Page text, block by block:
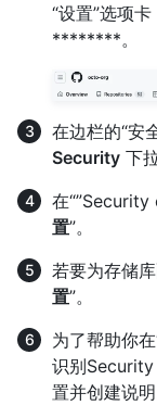
“设置”选项
********。
在边栏的“安
Security 下
在
置”。
若要为存储
置”。
为了帮助你
识别
置并创建说明